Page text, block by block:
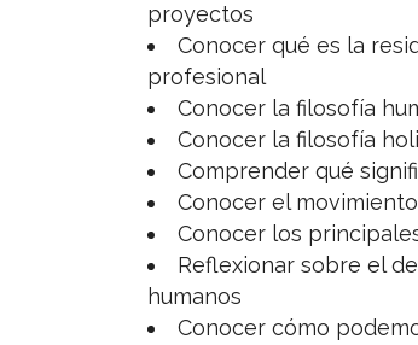
proyectos
Conocer qué es la
profesional
Conocer la filosofía
Conocer la filosofía
Comprender qué
Conocer el
Conocer los
Reflexionar sobre el
humanos
Conocer cómo